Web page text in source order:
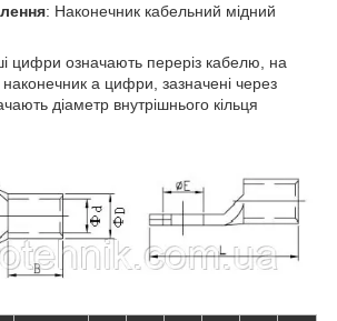
: Наконечник кабельний мідний
цифри означають переріз кабелю, на
а цифри, зазначені через
діаметр внутрішнього кільця